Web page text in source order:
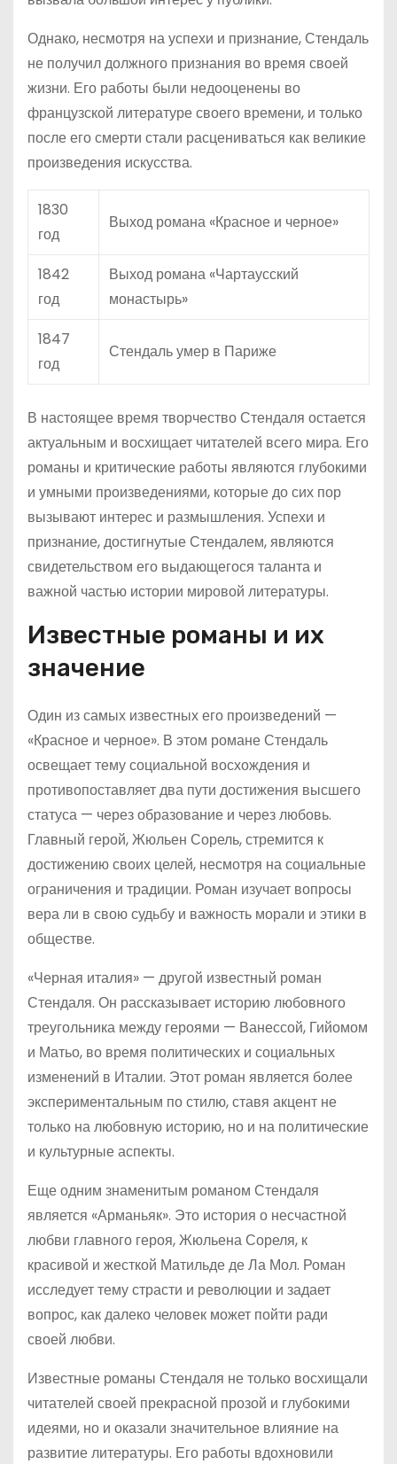
Однако, несмотря на успехи и признание, Стендаль
не получил должного признания во время своей
жизни. Его работы были недооценены во
французской литературе своего времени, и только
после его смерти стали расцениваться как великие
произведения искусства.
1830
год
Выход романа «Красное и черное»
1842
год
Выход романа «Чартаусский
монастырь»
1847
год
Стендаль умер в Париже
В настоящее время творчество Стендаля остается
актуальным и восхищает читателей всего мира. Его
романы и критические работы являются глубокими
и умными произведениями, которые до сих пор
вызывают интерес и размышления. Успехи и
признание, достигнутые Стендалем, являются
свидетельством его выдающегося таланта и
важной частью истории мировой литературы.
Известные романы и их
значение
Один из самых известных его произведений —
«Красное и черное». В этом романе Стендаль
освещает тему социальной восхождения и
противопоставляет два пути достижения высшего
статуса — через образование и через любовь.
Главный герой, Жюльен Сорель, стремится к
достижению своих целей, несмотря на социальные
ограничения и традиции. Роман изучает вопросы
вера ли в свою судьбу и важность морали и этики в
обществе.
«Черная италия» — другой известный роман
Стендаля. Он рассказывает историю любовного
треугольника между героями — Ванессой, Гийомом
и Матьо, во время политических и социальных
изменений в Италии. Этот роман является более
экспериментальным по стилю, ставя акцент не
только на любовную историю, но и на политические
и культурные аспекты.
Еще одним знаменитым романом Стендаля
является «Арманьяк». Это история о несчастной
любви главного героя, Жюльена Сореля, к
красивой и жесткой Матильде де Ла Мол. Роман
исследует тему страсти и революции и задает
вопрос, как далеко человек может пойти ради
своей любви.
Известные романы Стендаля не только восхищали
читателей своей прекрасной прозой и глубокими
идеями, но и оказали значительное влияние на
развитие литературы. Его работы вдохновили